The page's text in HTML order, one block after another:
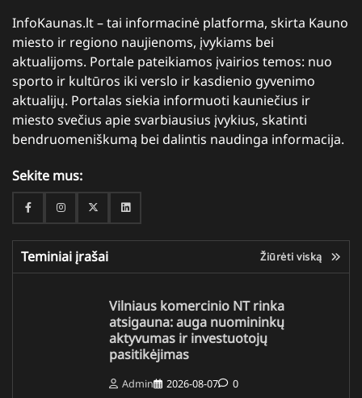
InfoKaunas.lt – tai informacinė platforma, skirta Kauno
miesto ir regiono naujienoms, įvykiams bei
aktualijoms. Portale pateikiamos įvairios temos: nuo
sporto ir kultūros iki verslo ir kasdienio gyvenimo
aktualijų. Portalas siekia informuoti kauniečius ir
miesto svečius apie svarbiausius įvykius, skatinti
bendruomeniškumą bei dalintis naudinga informacija.
Sekite mus:
FacebookInstagramTwitterLinkedin
Teminiai įrašai Žiūrėti viską
Vilniaus komercinio NT rinka
atsigauna: auga nuomininkų
aktyvumas ir investuotojų
pasitikėjimas
Admin 2026-08-07 0